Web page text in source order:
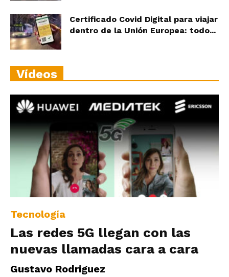
Certificado Covid Digital para viajar
dentro de la Unión Europea: todo...
Vídeos
Tecnología
Las redes 5G llegan con las
nuevas llamadas cara a cara
Gustavo Rodriguez